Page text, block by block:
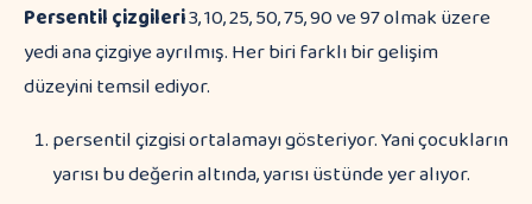
Persentil çizgileri3, 10, 25, 50, 75, 90 ve 97 olmak üzere
yedi ana çizgiye ayrılmış. Her biri farklı bir gelişim
düzeyini temsil ediyor.
persentil çizgisi ortalamayı gösteriyor. Yani çocukların
yarısı bu değerin altında, yarısı üstünde yer alıyor.